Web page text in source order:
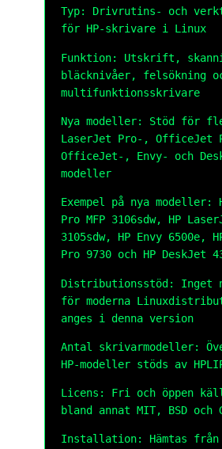
Typ: Drivrutins- och
för HP-skrivare i Linux
Funktion: Utskrift,
bläcknivåer, felsökning
multifunktionsskrivare
Nya modeller: Stöd för
LaserJet Pro-, OfficeJet
OfficeJet-, Envy- och
modeller
Exempel på nya modeller:
Pro MFP 3106sdw, HP
3105sdw, HP Envy 6500e,
Pro 9730 och HP DeskJet
Distributionsstöd: Inget
för moderna
anges i denna version
Antal skrivarmodeller:
HP-modeller stöds av
Licens: Fri och öppen
bland annat MIT, BSD och
Installation: Hämtas från